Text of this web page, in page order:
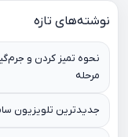
نوشته‌های تازه
نحوه تمیز کردن و
مرحله
جدیدترین تلویزیون